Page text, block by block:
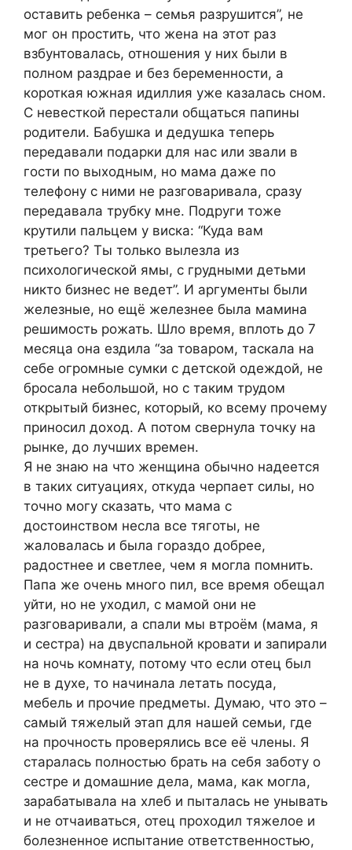
оставить ребенка – семья разрушится”, не
мог он простить, что жена на этот раз
взбунтовалась, отношения у них были в
полном раздрае и без беременности, а
короткая южная идиллия уже казалась сном.
С невесткой перестали общаться папины
родители. Бабушка и дедушка теперь
передавали подарки для нас или звали в
гости по выходным, но мама даже по
телефону с ними не разговаривала, сразу
передавала трубку мне. Подруги тоже
крутили пальцем у виска: “Куда вам
третьего? Ты только вылезла из
психологической ямы, с грудными детьми
никто бизнес не ведет”. И аргументы были
железные, но ещё железнее была мамина
решимость рожать. Шло время, вплоть до 7
месяца она ездила “за товаром, таскала на
себе огромные сумки с детской одеждой, не
бросала небольшой, но с таким трудом
открытый бизнес, который, ко всему прочему
приносил доход. А потом свернула точку на
рынке, до лучших времен.
Я не знаю на что женщина обычно надеется
в таких ситуациях, откуда черпает силы, но
точно могу сказать, что мама с
достоинством несла все тяготы, не
жаловалась и была гораздо добрее,
радостнее и светлее, чем я могла помнить.
Папа же очень много пил, все время обещал
уйти, но не уходил, с мамой они не
разговаривали, а спали мы втроём (мама, я
и сестра) на двуспальной кровати и запирали
на ночь комнату, потому что если отец был
не в духе, то начинала летать посуда,
мебель и прочие предметы. Думаю, что это –
самый тяжелый этап для нашей семьи, где
на прочность проверялись все её члены. Я
старалась полностью брать на себя заботу о
сестре и домашние дела, мама, как могла,
зарабатывала на хлеб и пыталась не унывать
и не отчаиваться, отец проходил тяжелое и
болезненное испытание ответственностью,